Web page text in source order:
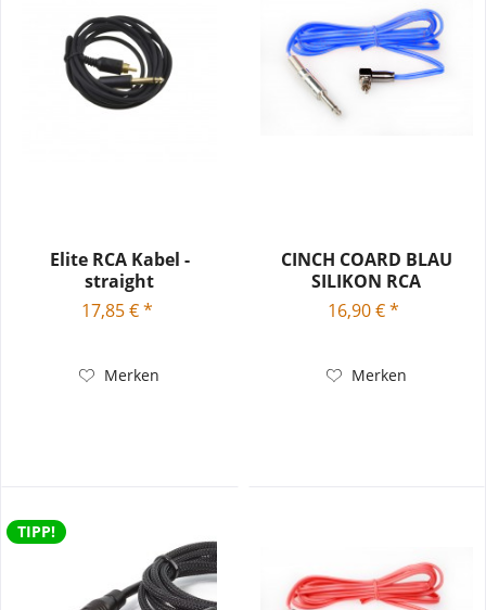
Elite RCA Kabel -
straight
17,85 € *
Merken
CINCH COARD BLAU
SILIKON RCA
16,90 € *
Merken
TIPP!